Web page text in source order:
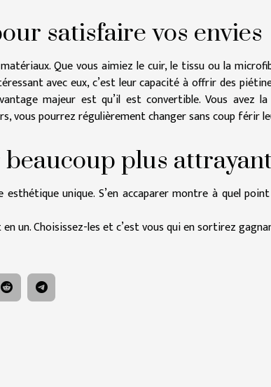
satisfaire vos envies
Que vous aimiez le cuir, le tissu ou la
avec eux, c’est leur capacité à offrir des
majeur est qu’il est convertible. Vous avez
vous pourrez régulièrement changer sans coup férir
plus attrayant
esthétique unique. S’en accaparer montre à quel
un. Choisissez-les et c’est vous qui en sortirez